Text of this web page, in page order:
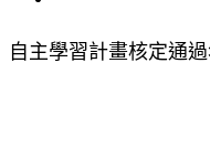
自主學習計畫核定通